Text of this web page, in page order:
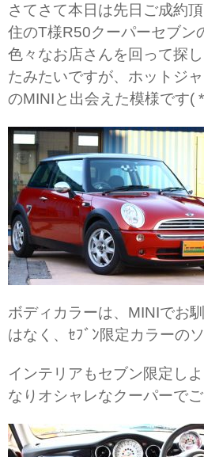
さてさて本日は先日ご成約
住のT様R50クーパーセブン
色々なお店さんを回って探
たみたいですが、ホットジ
のMINIと出会えた模様です(
ボディカラーは、MINIでお
はなく、ｾﾌﾞﾝ限定カラーの
インテリアもセブン限定し
なりオシャレなクーパーで